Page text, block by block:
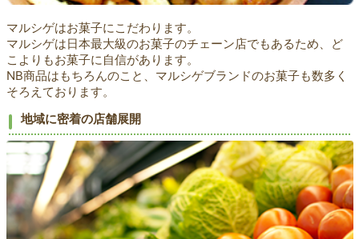
マルシゲはお菓子にこだわります。
マルシゲは日本最大級のお菓子のチェーン店でもあるため、ど
こよりもお菓子に自信があります。
NB商品はもちろんのこと、マルシゲブランドのお菓子も数多く
そろえております。
地域に密着の店舗展開